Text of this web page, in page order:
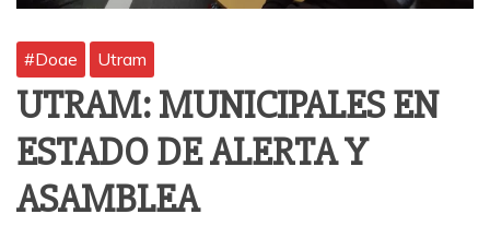
#Doae Utram
UTRAM: MUNICIPALES EN
ESTADO DE ALERTA Y
ASAMBLEA